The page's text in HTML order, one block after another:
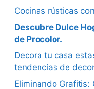
Cocinas rústicas
Descubre Dulce
de Procolor.
Decora tu casa
tendencias de
Eliminando Grafitis: